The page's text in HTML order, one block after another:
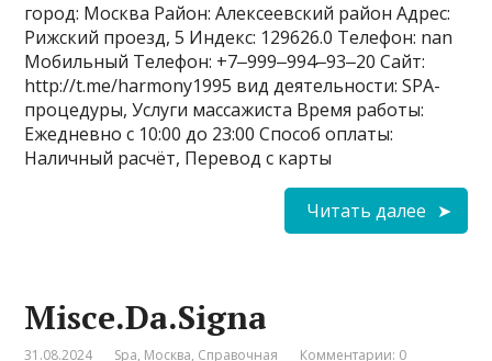
город: Москва Район: Алексеевский район Адрес:
Рижский проезд, 5 Индекс: 129626.0 Телефон: nan
Мобильный Телефон: +7‒999‒994‒93‒20 Сайт:
http://t.me/harmony1995 вид деятельности: SPA-
процедуры, Услуги массажиста Время работы:
Ежедневно с 10:00 до 23:00 Способ оплаты:
Наличный расчёт, Перевод с карты
Читать далее
Misce.Da.Signa
31.08.2024 Spa, Москва, Справочная Комментарии: 0